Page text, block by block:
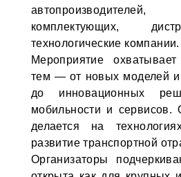
комплектующих,
технологические компании.
Мероприятие
тем — от новых моделей и
до инновационных
мобильности и сервисов.
делается на
развитие транспортной
Организаторы